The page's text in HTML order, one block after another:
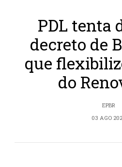
PDL tenta
decreto de
que
do
EPBR
03 AGO